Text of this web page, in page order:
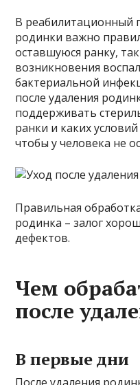
В реабилитационный
родинки важно
оставшуюся ранку,
возникновения
бактериальной
после удаления
поддерживать
ранки и каких
чтобы у человека не
Правильная
родинка – залог
дефектов.
Чем
после
В первые дни